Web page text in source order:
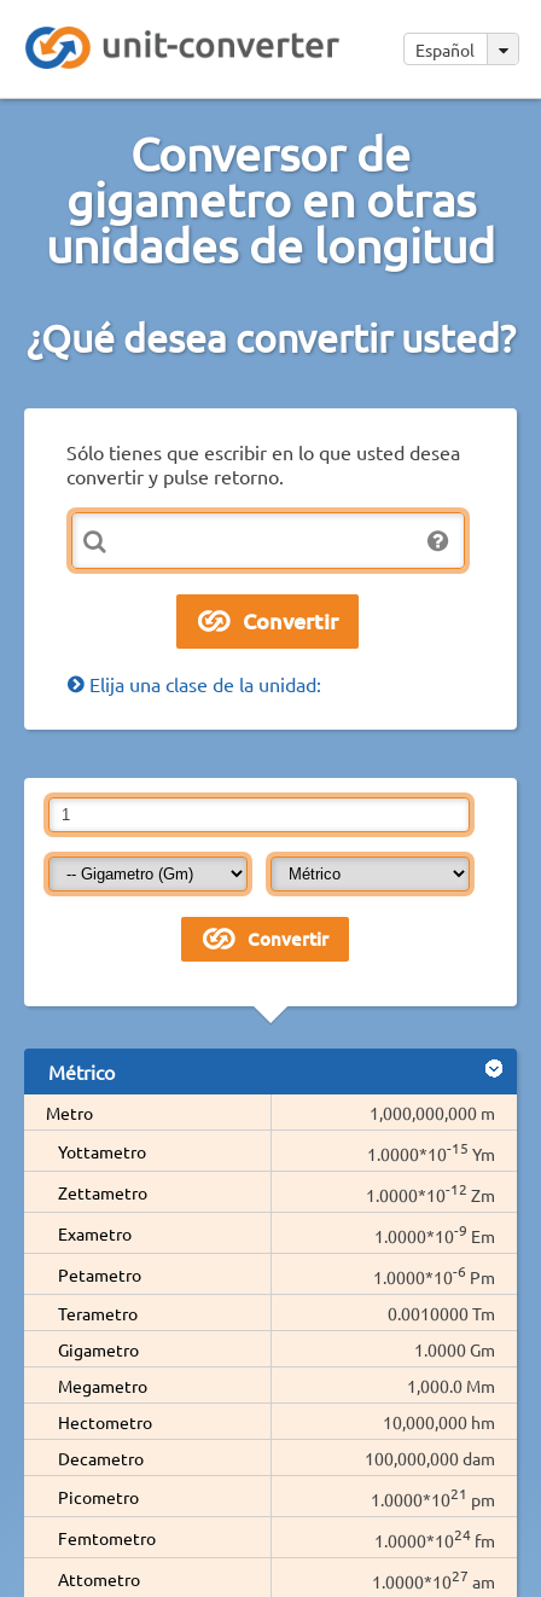
Español
Conversor de
gigametro en otras
unidades de longitud
¿Qué desea convertir usted?
Sólo tienes que escribir en lo que usted desea
convertir y pulse retorno.
Elija una clase de la unidad:
Métrico
Metro
1,000,000,000 m
Yottametro
1.0000*10-15 Ym
Zettametro
1.0000*10-12 Zm
Exametro
1.0000*10-9 Em
Petametro
1.0000*10-6 Pm
Terametro
0.0010000 Tm
Gigametro
1.0000 Gm
Megametro
1,000.0 Mm
Hectometro
10,000,000 hm
Decametro
100,000,000 dam
Picometro
1.0000*1021 pm
Femtometro
1.0000*1024 fm
Attometro
1.0000*1027 am